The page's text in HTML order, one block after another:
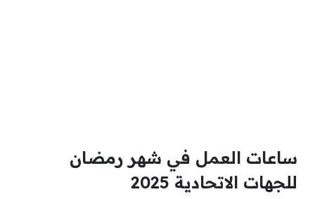
ساعات العمل في شهر رمضان
للجهات الاتحادية 2025